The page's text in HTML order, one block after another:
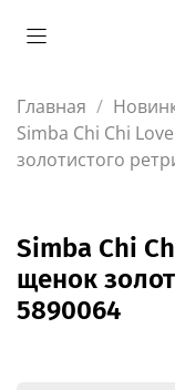
Главная
Simba Chi Chi
золотистого
Simba Chi
щенок
5890064